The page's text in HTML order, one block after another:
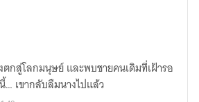
ตกสู่โลกมนุษย์ และพบชายคนเดิมที่เฝ้ารอ
มาทั้งชีวิต เพียงแต่ครั้งนี้… เขากลับลืมนางไปแล้ว